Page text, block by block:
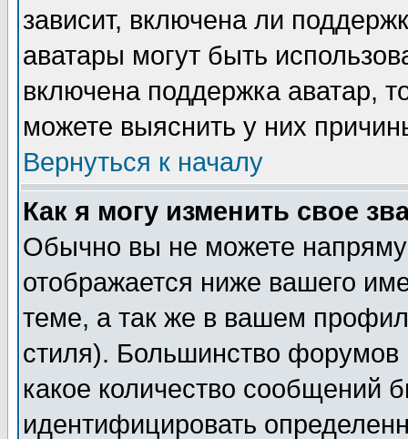
зависит, включена ли
аватары могут быть
включена поддержка аватар,
можете выяснить у них
Вернуться к началу
Как я могу изменить свое
Обычно вы не можете
отображается ниже вашего
теме, а так же в вашем
стиля). Большинство форумов
какое количество сообщений
идентифицировать